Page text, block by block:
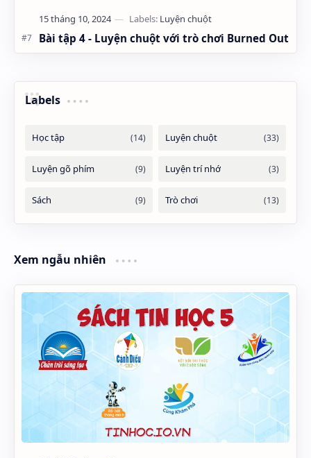
Bài tập 4 - Luyện chuột với trò chơi Burned Out
Labels
Xem ngẫu nhiên